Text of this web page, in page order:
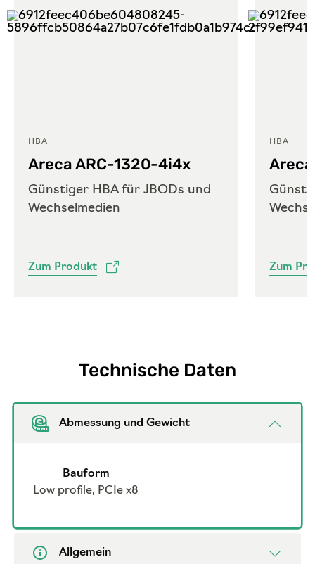
HBA
Areca ARC-1320-4i4x
Günstiger HBA für JBODs und
Wechselmedien
Zum Produkt
HBA
Zum
Technische Daten
Abmessung und Gewicht
Bauform
Low profile, PCIe x8
Allgemein